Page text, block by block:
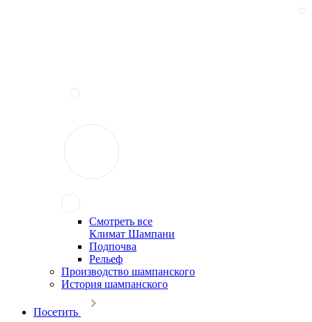
Смотреть все
Климат Шампани
Подпочва
Рельеф
Производство шампанского
История шампанского
Посетить